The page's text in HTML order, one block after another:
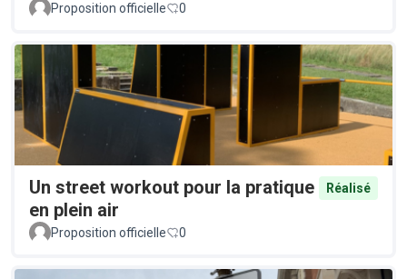
Proposition officielle 0
Un street workout pour la pratique
en plein air
Réalisé
Proposition officielle 0